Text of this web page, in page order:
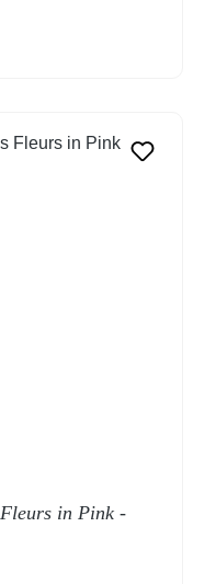
in Pink -